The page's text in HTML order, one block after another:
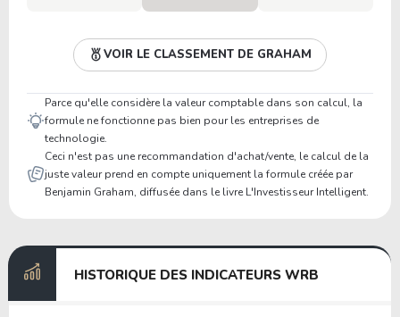
VOIR LE CLASSEMENT DE GRAHAM
Parce qu'elle considère la valeur comptable dans son calcul, la
formule ne fonctionne pas bien pour les entreprises de
technologie.
Ceci n'est pas une recommandation d'achat/vente, le calcul de la
juste valeur prend en compte uniquement la formule créée par
Benjamin Graham, diffusée dans le livre L'Investisseur Intelligent.
HISTORIQUE DES INDICATEURS WRB